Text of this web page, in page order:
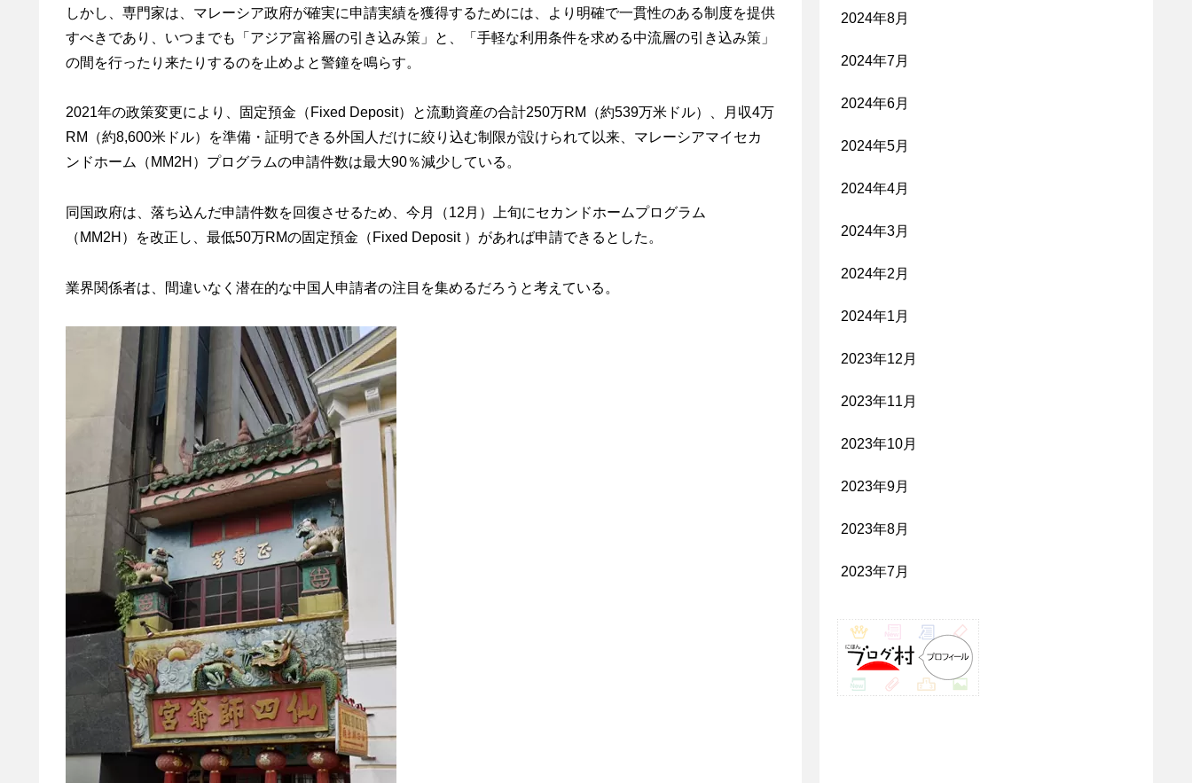
しかし、専門家は、マレーシア政府が確実に申請実績を獲得するためには、より明確で一貫性のある制度を提供
すべきであり、いつまでも「アジア富裕層の引き込み策」と、「手軽な利用条件を求める中流層の引き込み策」
の間を行ったり来たりするのを止めよと警鐘を鳴らす。
2021年の政策変更により、固定預金（Fixed Deposit）と流動資産の合計250万RM（約539万米ドル）、月収4万
RM（約8,600米ドル）を準備・証明できる外国人だけに絞り込む制限が設けられて以来、マレーシアマイセカ
ンドホーム（MM2H）プログラムの申請件数は最大90％減少している。
同国政府は、落ち込んだ申請件数を回復させるため、今月（12月）上旬にセカンドホームプログラム
（MM2H）を改正し、最低50万RMの固定預金（Fixed Deposit ）があれば申請できるとした。
業界関係者は、間違いなく潜在的な中国人申請者の注目を集めるだろうと考えている。
2024年8月
2024年7月
2024年6月
2024年5月
2024年4月
2024年3月
2024年2月
2024年1月
2023年12月
2023年11月
2023年10月
2023年9月
2023年8月
2023年7月